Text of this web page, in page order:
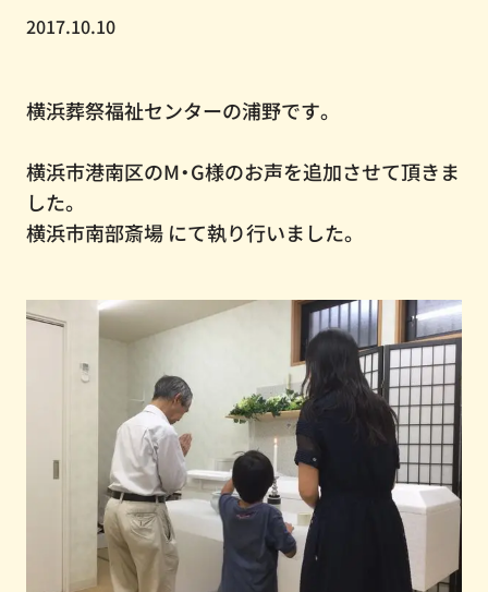
2017.10.10
横浜葬祭福祉センターの浦野です。
横浜市港南区のM・G様のお声を追加させて頂きま
した。
横浜市南部斎場 にて執り行いました。